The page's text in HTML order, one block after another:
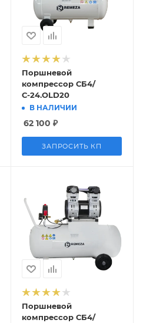
Поршневой
компрессор СБ4/
С-24.OLD20
В НАЛИЧИИ
62 100 ₽
ЗАПРОСИТЬ КП
Поршневой
компрессор СБ4/